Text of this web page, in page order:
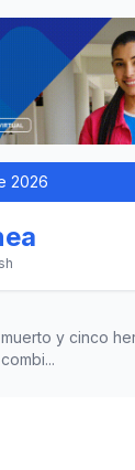
2026
y cinco